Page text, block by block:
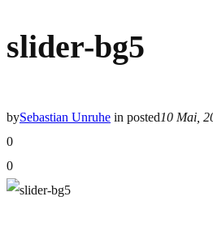
slider-bg5
bySebastian Unruhe in posted10 Mai,
0
0